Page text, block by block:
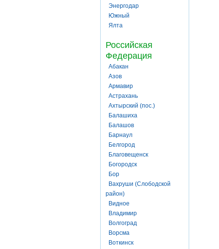
Энергодар
Южный
Ялта
Российская
Федерация
Абакан
Азов
Армавир
Астрахань
Ахтырский (пос.)
Балашиха
Балашов
Барнаул
Белгород
Благовещенск
Богородск
Бор
Вахруши (Слободской
район)
Видное
Владимир
Волгоград
Ворсма
Воткинск